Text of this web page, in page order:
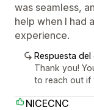
was seamless,
help when I had
experience.
Respuesta
Thank you!
to reach out if
NICECNC